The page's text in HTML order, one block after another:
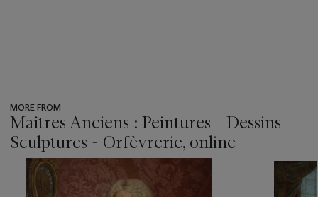
MORE FROM
Maîtres Anciens : Peintures - Dessins -
Sculptures - Orfèvrerie, online
item_current_of_total_txt